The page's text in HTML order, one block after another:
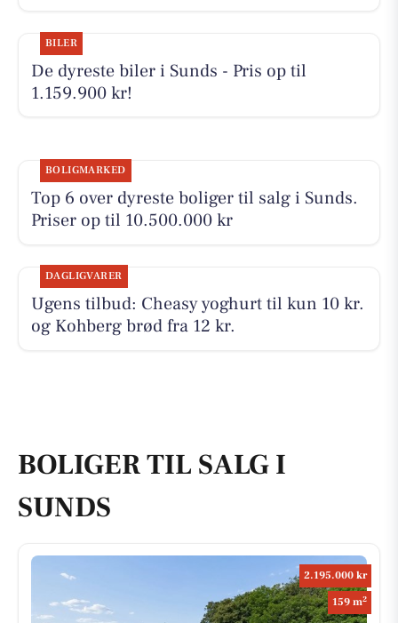
BILER
De dyreste biler i Sunds - Pris op til
1.159.900 kr!
BOLIGMARKED
Top 6 over dyreste boliger til salg i Sunds.
Priser op til 10.500.000 kr
DAGLIGVARER
Ugens tilbud: Cheasy yoghurt til kun 10 kr.
og Kohberg brød fra 12 kr.
BOLIGER TIL SALG I
SUNDS
2.195.000 kr
159 m2